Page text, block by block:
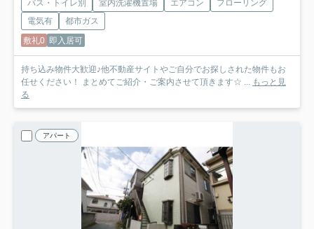
バス・トイレ別 室内洗濯機置場 エアコン
フローリング
電気有
都市ガス
敷礼0 即入居可
持ち込み物件大歓迎♪他不動産サイトやご自分でお探しされた物件もお
任せください！ まとめてご紹介・ご案内させて頂きます☆ ... もっと見
る
アパート